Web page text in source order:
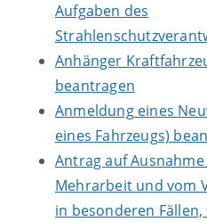
Aufgaben des
Anhänger
beantragen
Anmeldung eines
eines Fahrzeugs)
Antrag auf
Mehrarbeit und vom
in besonderen